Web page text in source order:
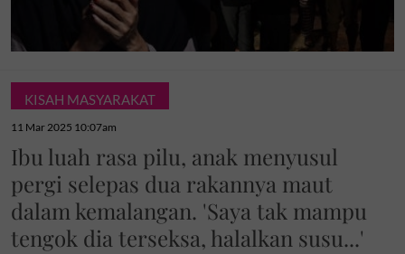
KISAH MASYARAKAT
11 Mar 2025 10:07am
Ibu luah rasa pilu, anak menyusul
pergi selepas dua rakannya maut
dalam kemalangan. 'Saya tak mampu
tengok dia terseksa, halalkan susu...'